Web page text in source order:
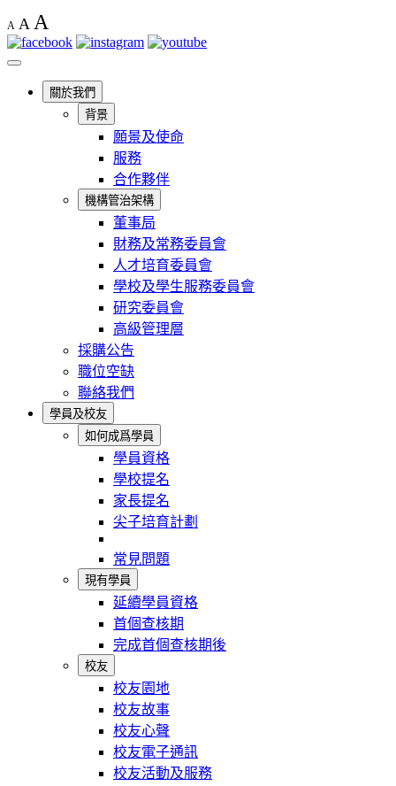
A A A
關於我們
背景
願景及使命
服務
合作夥伴
機構管治架構
董事局
財務及常務委員會
人才培育委員會
學校及學生服務委員會
研究委員會
高級管理層
採購公告
職位空缺
聯絡我們
學員及校友
如何成爲學員
學員資格
學校提名
家長提名
尖子培育計劃
常見問題
現有學員
延續學員資格
首個查核期
完成首個查核期後
校友
校友園地
校友故事
校友心聲
校友電子通訊
校友活動及服務